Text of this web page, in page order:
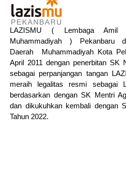
LAZISMU ( Lembaga Amil
Muhammadiyah ) Pekanbaru
Daerah Muhammadiyah Kota
April 2011 dengan penerbitan SK
sebagai perpanjangan tangan
meraih legalitas resmi sebagai
berdasarkan dengan SK Mentri
dan dikukuhkan kembali
Tahun 2022.